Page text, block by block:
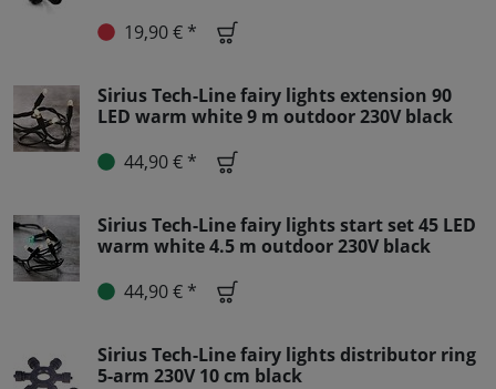
19,90 € *
Sirius Tech-Line fairy lights extension 90
LED warm white 9 m outdoor 230V black
44,90 € *
Sirius Tech-Line fairy lights start set 45 LED
warm white 4.5 m outdoor 230V black
44,90 € *
Sirius Tech-Line fairy lights distributor ring
5-arm 230V 10 cm black